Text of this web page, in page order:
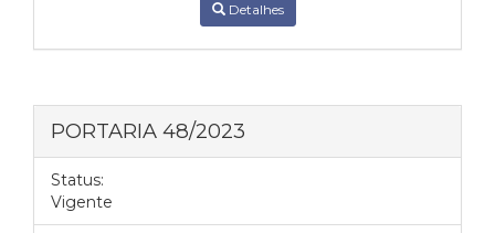
Detalhes
PORTARIA 48/2023
Status:
Vigente